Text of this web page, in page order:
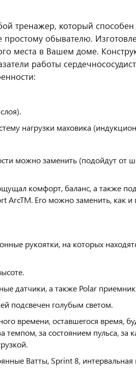
тренажер, который
простому обывателю.
места в Вашем доме.
работы
нагрузки маховика
можно заменить (подойдут от
комфорт, баланс, а также
Его можно заменить, как и
рукоятки, на которых
датчики, а также Polar
подсвечен голубым светом.
времени, оставшегося время,
темпом, за состоянием пульса, за
Ватты, Sprint 8,